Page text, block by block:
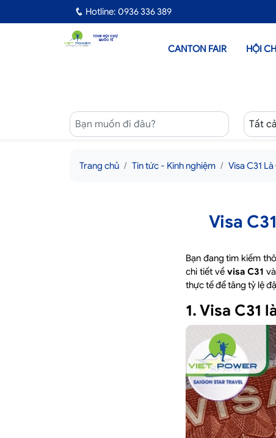
Hotline: 0936 336 389
CANTON FAIR HỘI
Trang chủ Tin tức - Kinh nghiệm Visa C31
Visa
Bạn đang tìm kiếm
chi tiết về visa C31
thực tế để tăng tỷ lệ
1. Visa C31